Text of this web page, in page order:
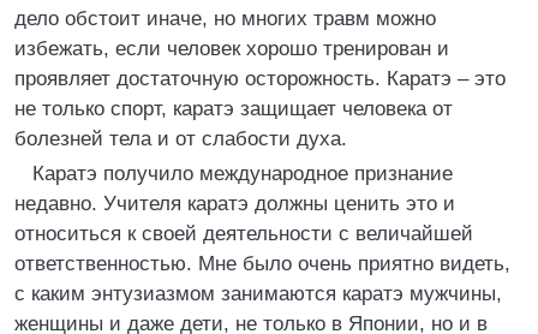
дело обстоит иначе, но многих травм можно
избежать, если человек хорошо тренирован и
проявляет достаточную осторожность. Каратэ – это
не только спорт, каратэ защищает человека от
болезней тела и от слабости духа.
Каратэ получило международное признание
недавно. Учителя каратэ должны ценить это и
относиться к своей деятельности с величайшей
ответственностью. Мне было очень приятно видеть,
с каким энтузиазмом занимаются каратэ мужчины,
женщины и даже дети, не только в Японии, но и в